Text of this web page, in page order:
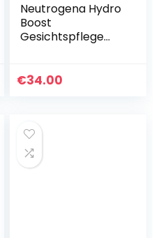
Neutrogena Hydro
Boost
Gesichtspflege
Tag & Nacht:
€34.00